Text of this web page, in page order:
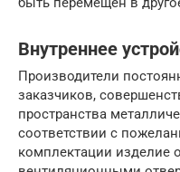
Внутреннее
Производители
заказчиков,
пространства
соответствии с
комплектации изделие